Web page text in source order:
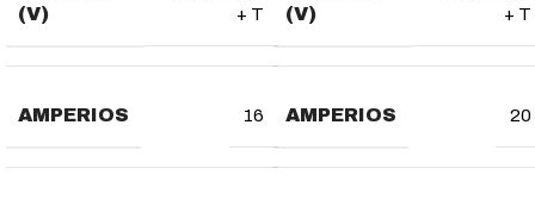
(V)
+ T
AMPERIOS 16
(V)
+ T
AMPERIOS 20